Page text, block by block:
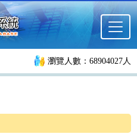
瀏覽人數：68904027人